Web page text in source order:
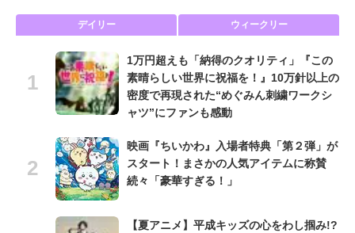
デイリー ウィークリー
1万円超えも「納得のクオリティ」『この
素晴らしい世界に祝福を！』10万針以上の
密度で再現された“めぐみん刺繍ワークシ
ャツ”にファンも感動
映画『ちいかわ』入場者特典「第２弾」が
スタート！まさかの人気アイテムに称賛
続々「豪華すぎる！」
【夏アニメ】平成キッズの心をわし掴み!?